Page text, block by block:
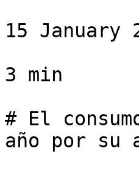
15 January
3 min
# El
año por su